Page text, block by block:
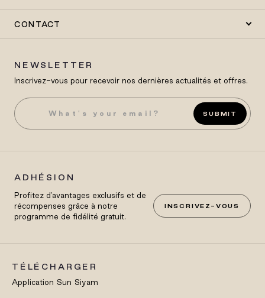
CONTACT
NEWSLETTER
Inscrivez-vous pour recevoir nos dernières actualités et offres.
SUBMIT
ADHÉSION
Profitez d'avantages exclusifs et de
récompenses grâce à notre
programme de fidélité gratuit.
INSCRIVEZ-VOUS
TÉLÉCHARGER
Application Sun Siyam